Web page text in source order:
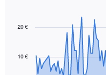
data
The
10 €
20 €